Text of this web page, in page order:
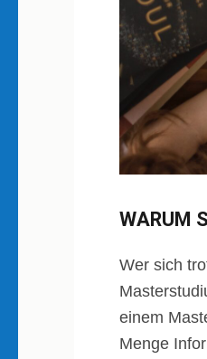
WARUM
Wer sich
einem
Menge